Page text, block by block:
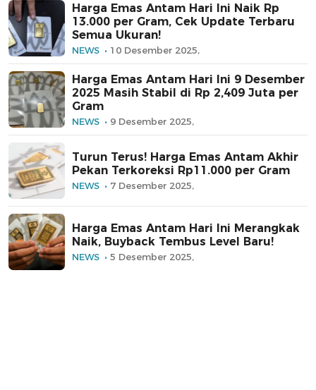
Harga Emas Antam Hari Ini Naik Rp
13.000 per Gram, Cek Update Terbaru
Semua Ukuran!
NEWS 10 Desember 2025,
Harga Emas Antam Hari Ini 9 Desember
2025 Masih Stabil di Rp 2,409 Juta per
Gram
NEWS 9 Desember 2025,
Turun Terus! Harga Emas Antam Akhir
Pekan Terkoreksi Rp11.000 per Gram
NEWS 7 Desember 2025,
Harga Emas Antam Hari Ini Merangkak
Naik, Buyback Tembus Level Baru!
NEWS 5 Desember 2025,